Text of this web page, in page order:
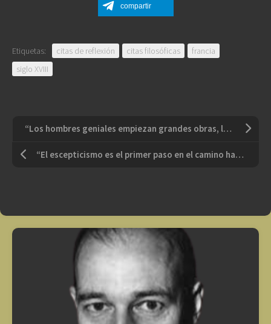
compartir
Etiquetas: citas de reflexión citas filosóficas
francia
siglo XVIII
“Los hombres geniales empiezan grandes obras, los hombres trabajadores las terminan”
“El escepticismo es el primer paso en el camino hacia la filosofía”